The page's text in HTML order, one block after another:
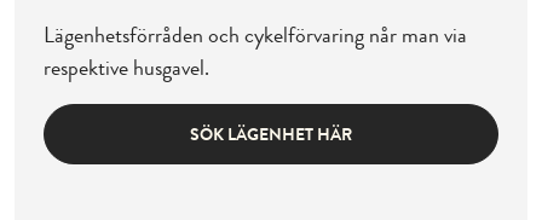
Lägenhetsförråden och cykelförvaring når man via
respektive husgavel.
SÖK LÄGENHET HÄR